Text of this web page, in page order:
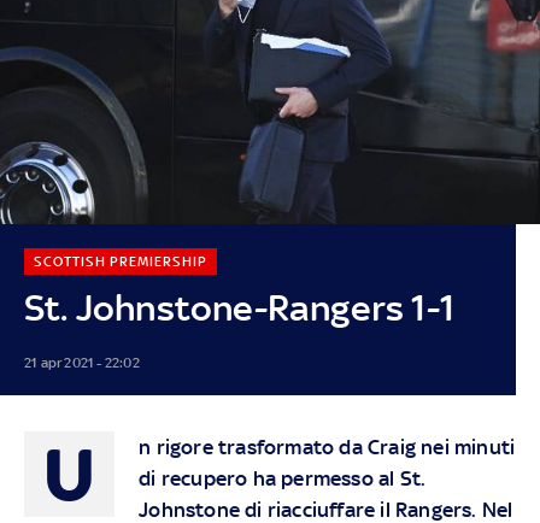
St. Johnstone-Rangers 1-1
SCOTTISH PREMIERSHIP
21 apr 2021 - 22:02
U
n rigore trasformato da Craig nei minuti
di recupero ha permesso al St.
Johnstone di riacciuffare il Rangers. Nel